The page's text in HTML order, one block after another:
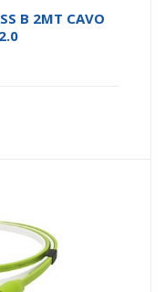
B 2MT CAVO